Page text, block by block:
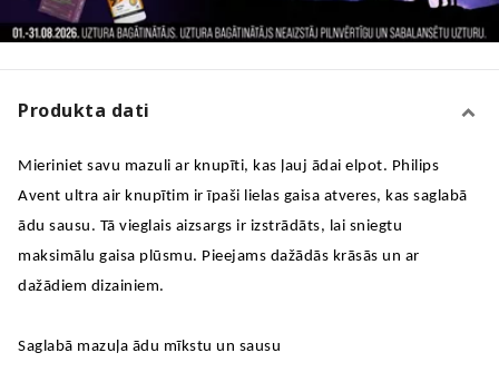
Produkta dati
Mieriniet savu mazuli ar knupīti, kas ļauj ādai elpot. Philips
Avent ultra air knupītim ir īpaši lielas gaisa atveres, kas saglabā
ādu sausu. Tā vieglais aizsargs ir izstrādāts, lai sniegtu
maksimālu gaisa plūsmu. Pieejams dažādās krāsās un ar
dažādiem dizainiem.
Saglabā mazuļa ādu mīkstu un sausu